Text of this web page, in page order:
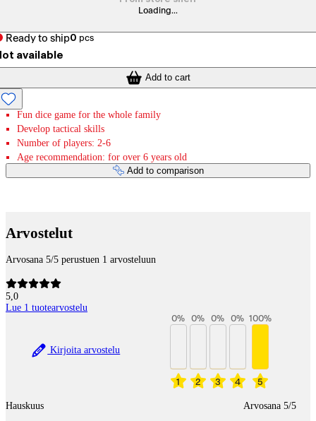
Loading...
Ready to ship0 pcs
available
Add to cart
Fun dice game for the whole family
Develop tactical skills
Number of players: 2-6
Age recommendation: for over 6 years old
Add to comparison
Arvostelut
Arvosana 5/5 perustuen 1 arvosteluun
5,0
Lue 1 tuotearvostelu
Kirjoita arvostelu
1
0%
2
0%
3
0%
4
0%
5
100%
Hauskuus Arvosana 5/5